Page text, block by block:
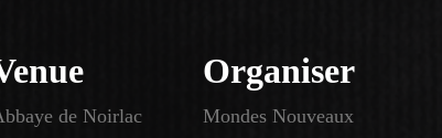
de Noirlac
Organiser
Mondes Nouveaux